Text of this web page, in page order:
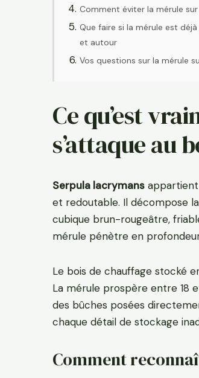
Comment éviter la mérule
Que faire si la mérule est
et autour
Vos questions sur la mérule
Ce qu’est
s’attaque au
Serpula lacrymans
et redoutable. Il décompose
cubique brun-rougeâtre,
mérule pénètre en
Le bois de chauffage stocké
La mérule prospère entre 18
des bûches posées
chaque détail de stockage
Comment